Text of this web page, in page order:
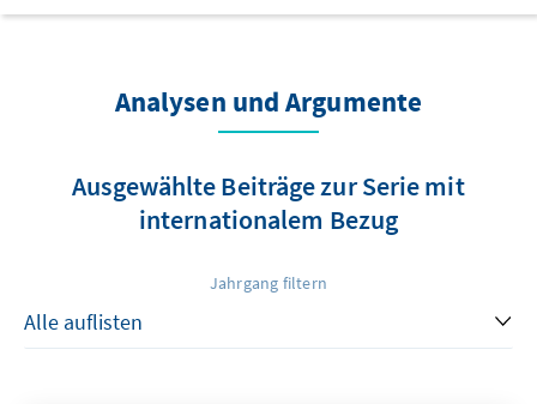
Analysen und Argumente
Ausgewählte Beiträge zur Serie mit
internationalem Bezug
Jahrgang filtern